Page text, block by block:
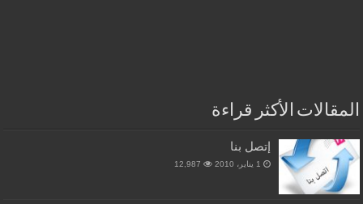
المقالات الأكثر قراءة
إتصل بنا
1 يناير، 2010 12,987